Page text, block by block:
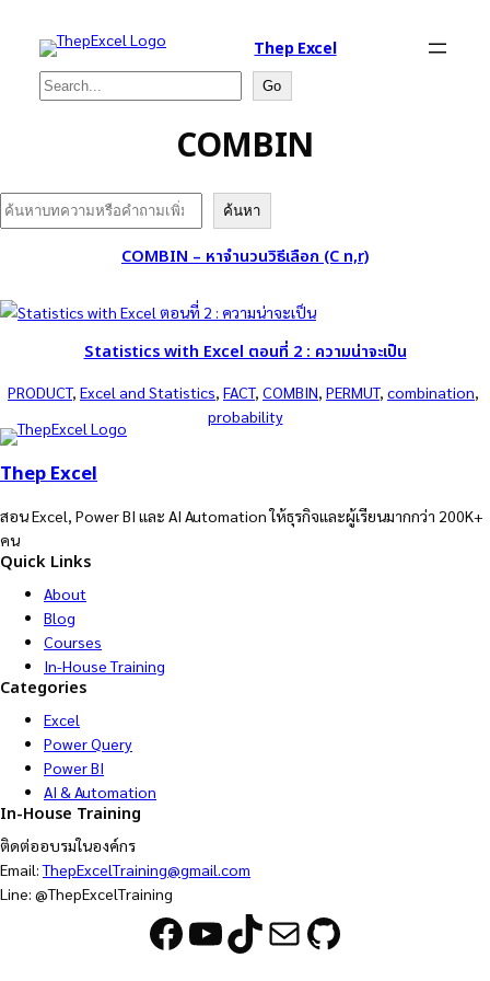
Thep Excel
Search Go
COMBIN
Search ค้นหา
COMBIN – หาจำนวนวิธีเลือก (C n,r)
Statistics with Excel ตอนที่ 2 : ความน่าจะเป็น
PRODUCT, Excel and Statistics, FACT, COMBIN, PERMUT, combination
probability
Thep Excel
สอน Excel, Power BI และ AI Automation ให้ธุรกิจและผู้เรียนมากกว่า 200K+
คน
Quick Links
About
Blog
Courses
In-House Training
Categories
Excel
Power Query
Power BI
AI & Automation
In-House Training
ติดต่ออบรมในองค์กร
Email:ThepExcelTraining@gmail.com
Line: @ThepExcelTraining
Facebook YouTube TikTok Mail GitHub